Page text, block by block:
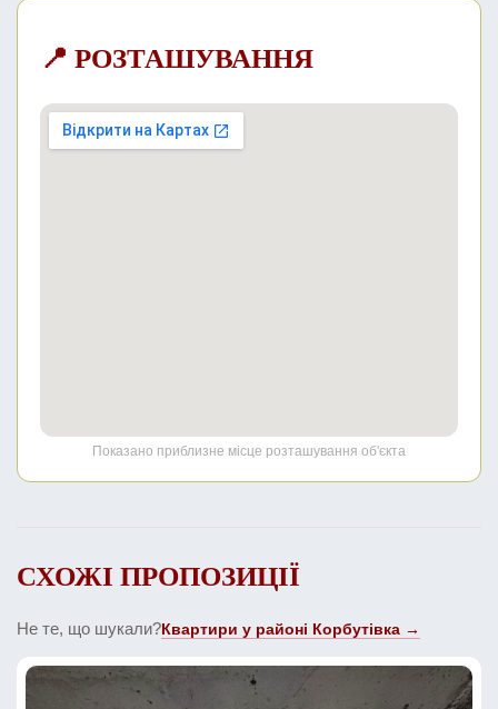
📍 РОЗТАШУВАННЯ
Показано приблизне місце розташування об'єкта
СХОЖІ ПРОПОЗИЦІЇ
Не те, що шукали?Квартири у районі Корбутівка →